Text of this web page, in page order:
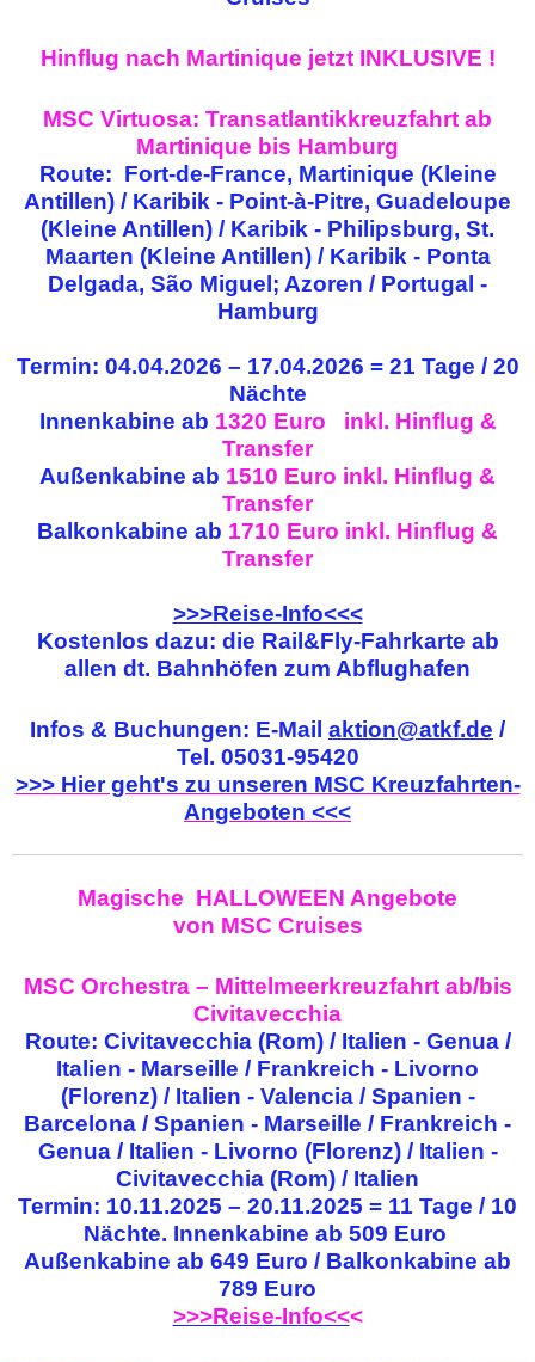
Hinflug nach Martinique jetzt INKLUSIVE !
MSC Virtuosa: Transatlantikkreuzfahrt ab
Martinique bis Hamburg
Route: Fort-de-France, Martinique (Kleine
Antillen) / Karibik - Point-à-Pitre, Guadeloupe
(Kleine Antillen) / Karibik - Philipsburg, St.
Maarten (Kleine Antillen) / Karibik - Ponta
Delgada, São Miguel; Azoren / Portugal -
Hamburg
Termin: 04.04.2026 – 17.04.2026 = 21 Tage / 20
Nächte
Innenkabine ab 1320 Euro
inkl. Hinflug &
Transfer
Außenkabine ab 1510 Euro inkl. Hinflug &
Transfer
Balkonkabine ab 1710 Euro inkl. Hinflug &
Transfer
>>>Reise-Info<<<
Kostenlos dazu: die Rail&Fly-Fahrkarte ab
allen dt. Bahnhöfen zum Abflughafen
Infos & Buchungen: E-Mail aktion@atkf.de /
Tel. 05031-95420
>>> Hier geht's zu unseren MSC Kreuzfahrten-
Angeboten <<<
Magische HALLOWEEN Angebote
von MSC Cruises
MSC Orchestra – Mittelmeerkreuzfahrt ab/bis
Civitavecchia
Route: Civitavecchia (Rom) / Italien - Genua /
Italien - Marseille / Frankreich - Livorno
(Florenz) / Italien - Valencia / Spanien -
Barcelona / Spanien - Marseille / Frankreich -
Genua / Italien - Livorno (Florenz) / Italien -
Civitavecchia (Rom) / Italien
Termin: 10.11.2025 – 20.11.2025 = 11 Tage / 10
Nächte. Innenkabine ab 509 Euro
Außenkabine ab 649 Euro / Balkonkabine ab
789 Euro
>>>Reise-Info<<<